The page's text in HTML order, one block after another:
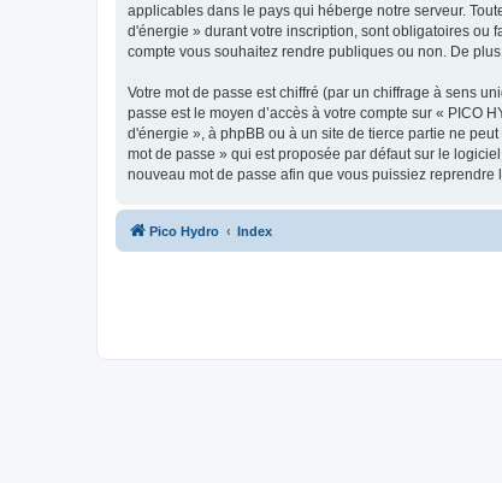
applicables dans le pays qui héberge notre serveur.
d'énergie » durant votre inscription, sont obligatoires ou
compte vous souhaitez rendre publiques ou non. De
Votre mot de passe est chiffré (par un chiffrage à sens
passe est le moyen d’accès à votre compte sur « PICO
d'énergie », à phpBB ou à un site de tierce partie ne
mot de passe » qui est proposée par défaut sur le
nouveau mot de passe afin que vous puissiez reprendre
Pico Hydro Index